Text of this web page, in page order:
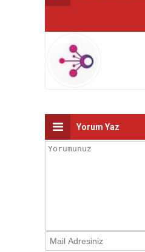
Yorum Yaz